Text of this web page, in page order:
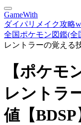
GameWith
ダイパリメイク攻略
全国ポケモン図鑑(全
レントラーの覚える
【ポケモ
レントラ
値【BDSP